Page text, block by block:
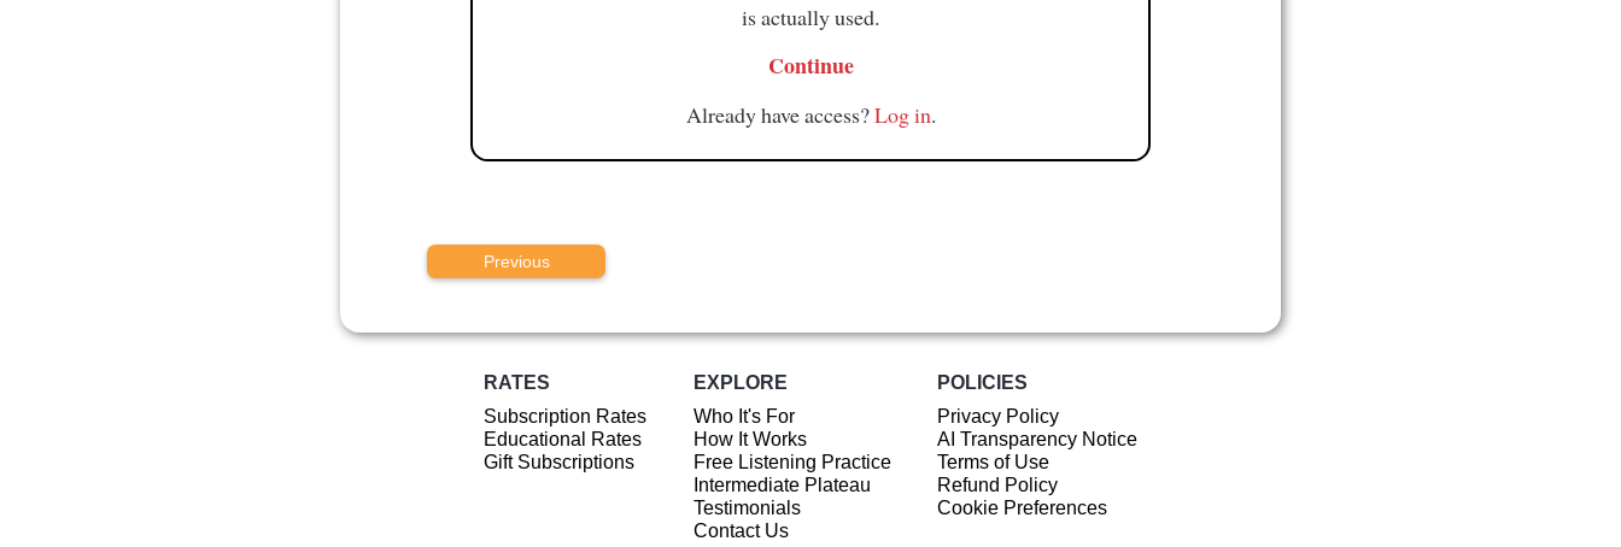
is actually used.
Continue
Already have access?Log in.
Previous
RATES
Subscription Rates
Educational Rates
Gift Subscriptions
EXPLORE
Who It's For
How It Works
Free Listening Practice
Intermediate Plateau
Testimonials
Contact Us
POLICIES
Privacy Policy
AI Transparency Notice
Terms of Use
Refund Policy
Cookie Preferences